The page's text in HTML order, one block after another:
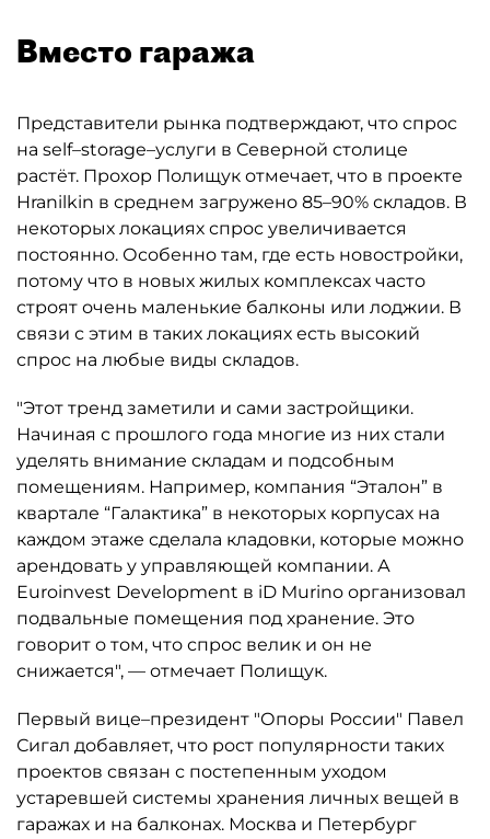
Вместо гаража
Представители рынка подтверждают, что спрос
на self–storage–услуги в Северной столице
растёт. Прохор Полищук отмечает, что в проекте
Hranilkin в среднем загружено 85–90% складов. В
некоторых локациях спрос увеличивается
постоянно. Особенно там, где есть новостройки,
потому что в новых жилых комплексах часто
строят очень маленькие балконы или лоджии. В
связи с этим в таких локациях есть высокий
спрос на любые виды складов.
"Этот тренд заметили и сами застройщики.
Начиная с прошлого года многие из них стали
уделять внимание складам и подсобным
помещениям. Например, компания “Эталон” в
квартале “Галактика” в некоторых корпусах на
каждом этаже сделала кладовки, которые можно
арендовать у управляющей компании. А
Euroinvest Development в iD Murino организовал
подвальные помещения под хранение. Это
говорит о том, что спрос велик и он не
снижается", — отмечает Полищук.
Первый вице–президент "Опоры России" Павел
Сигал добавляет, что рост популярности таких
проектов связан с постепенным уходом
устаревшей системы хранения личных вещей в
гаражах и на балконах. Москва и Петербург